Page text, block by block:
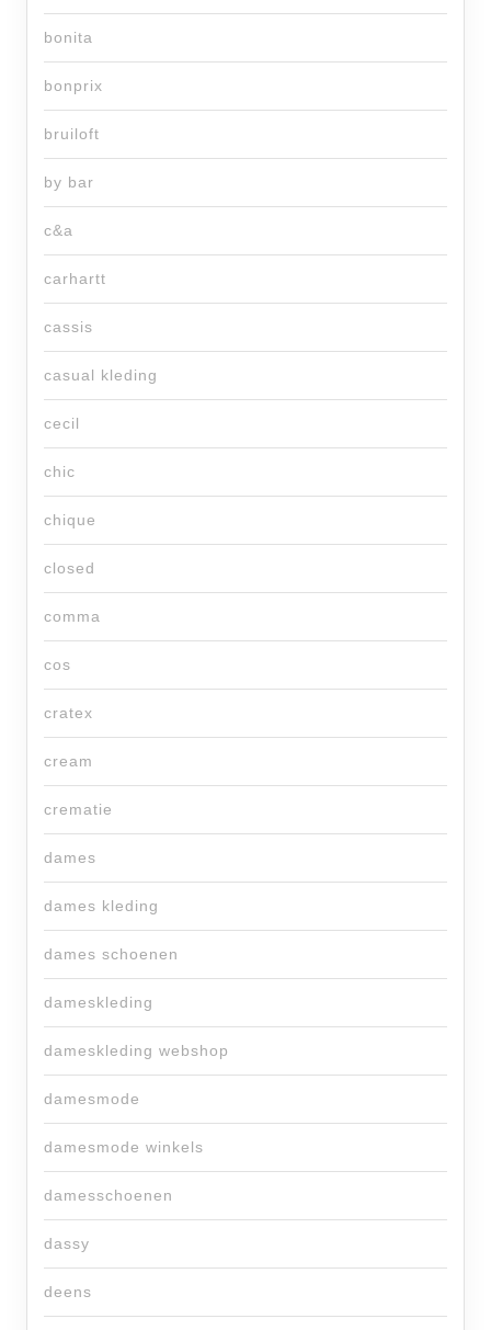
bonita
bonprix
bruiloft
by bar
c&a
carhartt
cassis
casual kleding
cecil
chic
chique
closed
comma
cos
cratex
cream
crematie
dames
dames kleding
dames schoenen
dameskleding
dameskleding webshop
damesmode
damesmode winkels
damesschoenen
dassy
deens